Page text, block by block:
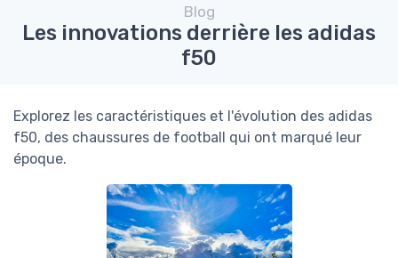
Blog
Les innovations derrière les adidas
f50
Explorez les caractéristiques et l'évolution des adidas
f50, des chaussures de football qui ont marqué leur
époque.